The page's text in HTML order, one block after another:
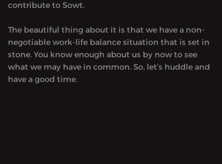
contribute to Sowt.
The beautiful thing about it is that we have a non-
negotiable work-life balance situation that is set in
stone. You know enough about us by now to see
what we may have in common. So, let’s huddle and
have a good time.